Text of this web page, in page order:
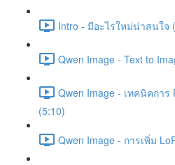
Intro - มีอะไรใหม่น่าสนใจ
Qwen Image - Text to
Qwen Image - เทคนิคกา
(5:10)
Qwen Image - การเพิ่ม